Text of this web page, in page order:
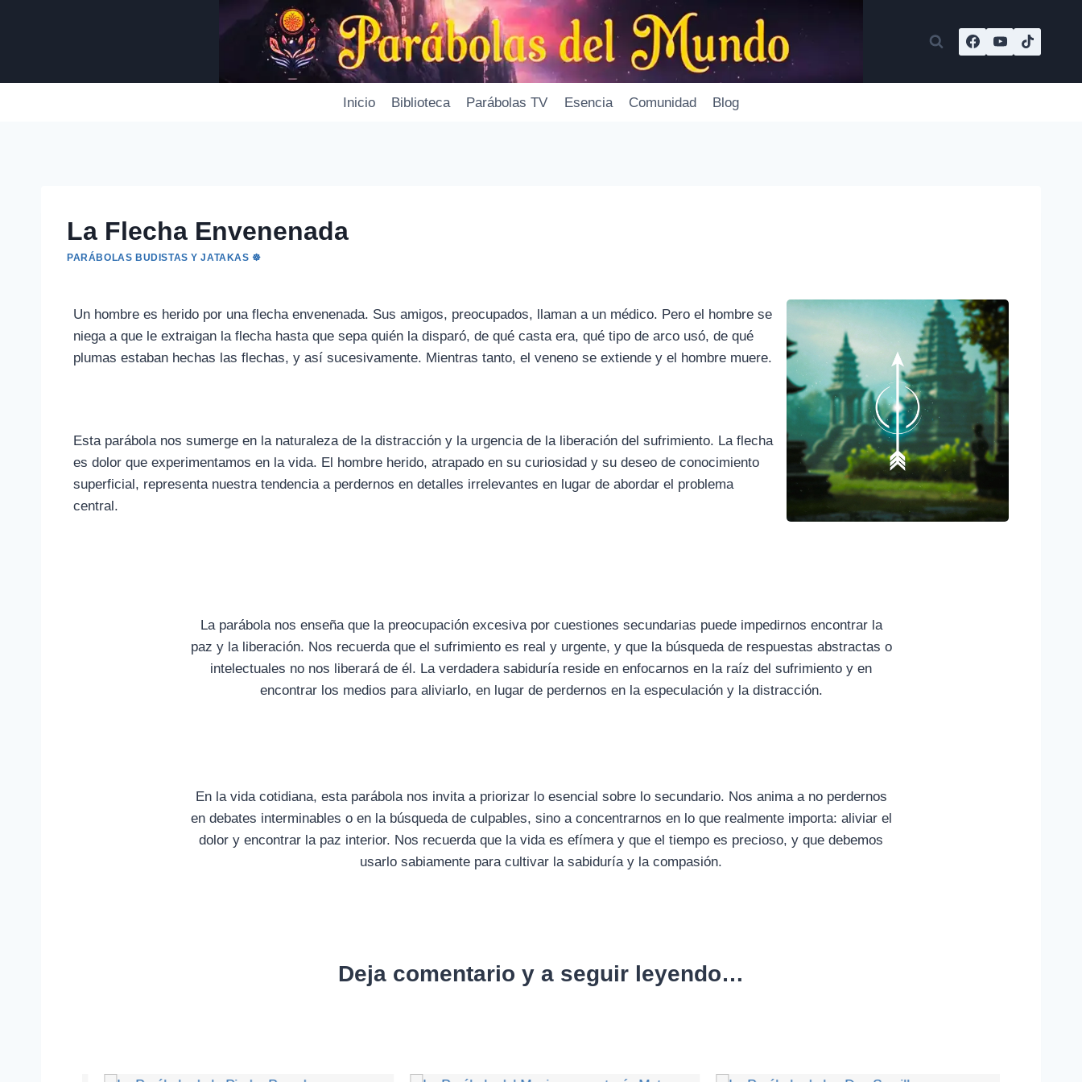
Inicio Biblioteca Parábolas TV Esencia Comunidad Blog
La Flecha Envenenada
PARÁBOLAS BUDISTAS Y JATAKAS ☸️
Un hombre es herido por una flecha envenenada. Sus amigos, preocupados, llaman a un médico. Pero el hombre se
niega a que le extraigan la flecha hasta que sepa quién la disparó, de qué casta era, qué tipo de arco usó, de qué
plumas estaban hechas las flechas, y así sucesivamente. Mientras tanto, el veneno se extiende y el hombre muere.
Esta parábola nos sumerge en la naturaleza de la distracción y la urgencia de la liberación del sufrimiento. La flecha
es dolor que experimentamos en la vida. El hombre herido, atrapado en su curiosidad y su deseo de conocimiento
superficial, representa nuestra tendencia a perdernos en detalles irrelevantes en lugar de abordar el problema
central.
La parábola nos enseña que la preocupación excesiva por cuestiones secundarias puede impedirnos encontrar la
paz y la liberación. Nos recuerda que el sufrimiento es real y urgente, y que la búsqueda de respuestas abstractas o
intelectuales no nos liberará de él. La verdadera sabiduría reside en enfocarnos en la raíz del sufrimiento y en
encontrar los medios para aliviarlo, en lugar de perdernos en la especulación y la distracción.
En la vida cotidiana, esta parábola nos invita a priorizar lo esencial sobre lo secundario. Nos anima a no perdernos
en debates interminables o en la búsqueda de culpables, sino a concentrarnos en lo que realmente importa: aliviar el
dolor y encontrar la paz interior. Nos recuerda que la vida es efímera y que el tiempo es precioso, y que debemos
usarlo sabiamente para cultivar la sabiduría y la compasión.
Deja comentario y a seguir leyendo…